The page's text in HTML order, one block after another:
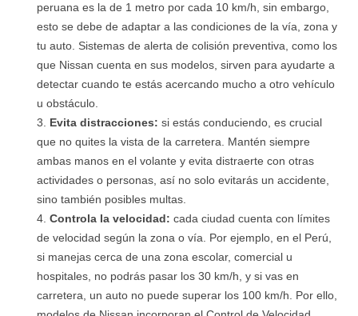
peruana es la de 1 metro por cada 10 km/h, sin embargo,
esto se debe de adaptar a las condiciones de la vía, zona y
tu auto. Sistemas de alerta de colisión preventiva, como los
que Nissan cuenta en sus modelos, sirven para ayudarte a
detectar cuando te estás acercando mucho a otro vehículo
u obstáculo.
Evita distracciones: si estás conduciendo, es crucial
que no quites la vista de la carretera. Mantén siempre
ambas manos en el volante y evita distraerte con otras
actividades o personas, así no solo evitarás un accidente,
sino también posibles multas.
Controla la velocidad: cada ciudad cuenta con límites
de velocidad según la zona o vía. Por ejemplo, en el Perú,
si manejas cerca de una zona escolar, comercial u
hospitales, no podrás pasar los 30 km/h, y si vas en
carretera, un auto no puede superar los 100 km/h. Por ello,